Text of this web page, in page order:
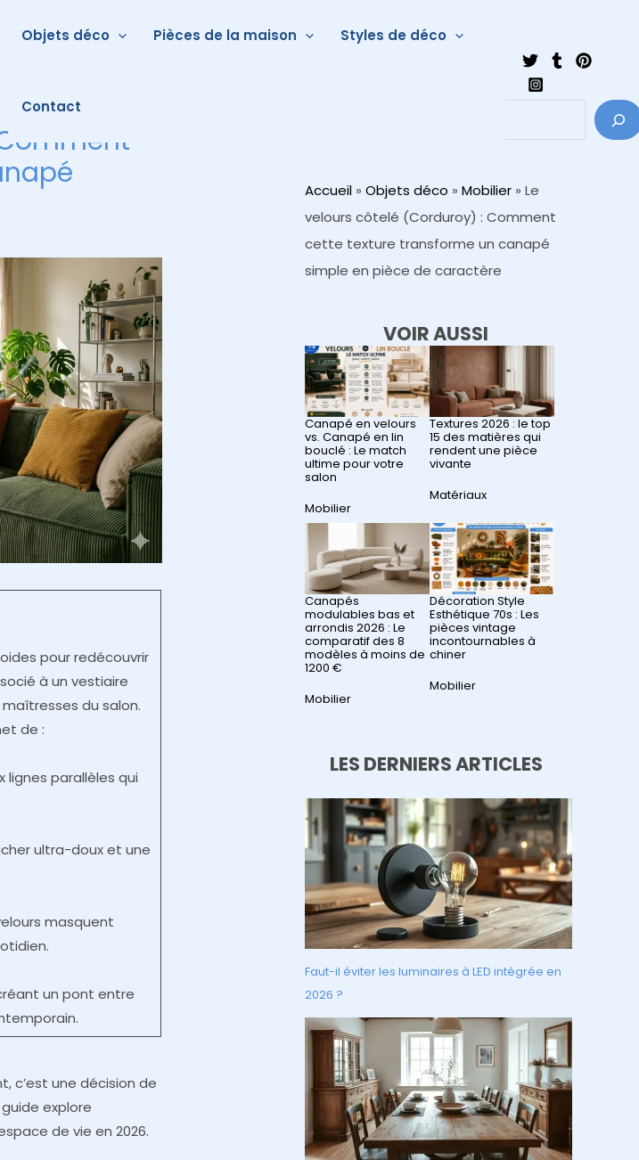
Objets déco Pièces de la maison Styles de déco
Contact
pour redécouvrir
à un vestiaire
maîtresses du salon.
de :
parallèles qui
ultra-doux et une
masquent
un pont entre
c’est une décision de
explore
de vie en 2026.
Accueil » Objets déco » Mobilier » Le
velours côtelé (Corduroy) : Comment
cette texture transforme un canapé
simple en pièce de caractère
VOIR AUSSI
Canapé en velours
vs. Canapé en lin
bouclé : Le match
ultime pour votre
salon
Par rapport à
Mobilier
Textures 2026 : le top
15 des matières qui
rendent une pièce
vivante
Par rapport à
Matériaux
Canapés
modulables bas et
arrondis 2026 : Le
comparatif des 8
modèles à moins de
1200 €
Par rapport à
Mobilier
Décoration Style
Esthétique 70s : Les
pièces vintage
incontournables à
chiner
Par rapport à
Mobilier
LES DERNIERS ARTICLES
Faut-il éviter les luminaires à LED intégrée en
2026 ?